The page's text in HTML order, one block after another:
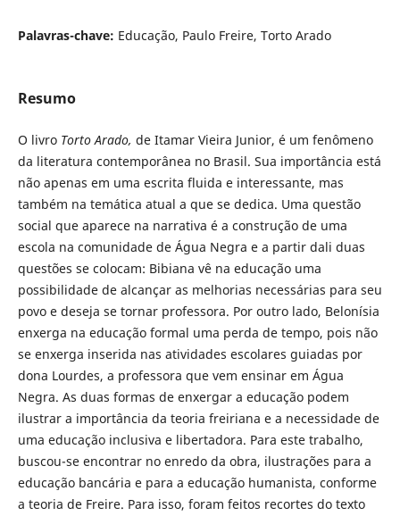
Palavras-chave: Educação, Paulo Freire, Torto Arado
Resumo
O livro Torto Arado, de Itamar Vieira Junior, é um fenômeno
da literatura contemporânea no Brasil. Sua importância está
não apenas em uma escrita fluida e interessante, mas
também na temática atual a que se dedica. Uma questão
social que aparece na narrativa é a construção de uma
escola na comunidade de Água Negra e a partir dali duas
questões se colocam: Bibiana vê na educação uma
possibilidade de alcançar as melhorias necessárias para seu
povo e deseja se tornar professora. Por outro lado, Belonísia
enxerga na educação formal uma perda de tempo, pois não
se enxerga inserida nas atividades escolares guiadas por
dona Lourdes, a professora que vem ensinar em Água
Negra. As duas formas de enxergar a educação podem
ilustrar a importância da teoria freiriana e a necessidade de
uma educação inclusiva e libertadora. Para este trabalho,
buscou-se encontrar no enredo da obra, ilustrações para a
educação bancária e para a educação humanista, conforme
a teoria de Freire. Para isso, foram feitos recortes do texto